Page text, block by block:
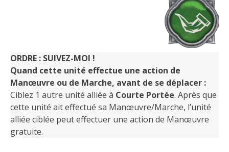
ORDRE : SUIVEZ-MOI !
Quand cette unité effectue une action de
Manœuvre ou de Marche, avant de se déplacer :
Ciblez 1 autre unité alliée à Courte Portée. Après que
cette unité ait effectué sa Manœuvre/Marche, l’unité
alliée ciblée peut effectuer une action de Manœuvre
gratuite.